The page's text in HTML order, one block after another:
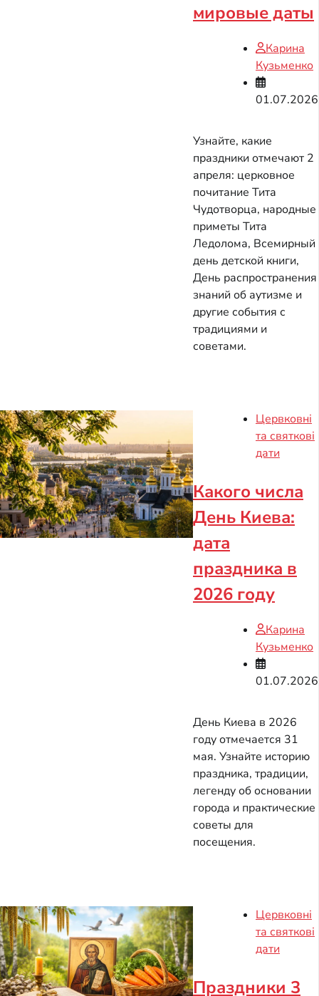
мировые даты
Карина
Кузьменко
01.07.2026
Узнайте, какие
праздники отмечают 2
апреля: церковное
почитание Тита
Чудотворца, народные
приметы Тита
Ледолома, Всемирный
день детской книги,
День распространения
знаний об аутизме и
другие события с
традициями и
советами.
Цервковні
та святкові
дати
Какого числа
День Киева:
дата
праздника в
2026 году
Карина
Кузьменко
01.07.2026
День Киева в 2026
году отмечается 31
мая. Узнайте историю
праздника, традиции,
легенду об основании
города и практические
советы для
посещения.
Цервковні
та святкові
дати
Праздники 3